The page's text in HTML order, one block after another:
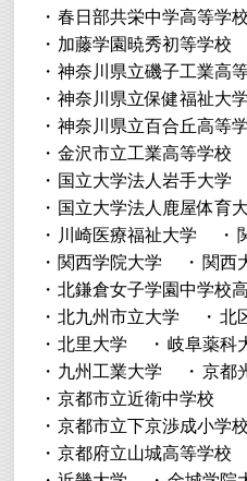
春日部共栄中学高等学校
加藤学園暁秀初等学校
神奈川県立磯子工業高
神奈川県立保健福祉大学
神奈川県立百合丘高等
金沢市立工業高等学校
国立大学法人岩手大学
国立大学法人鹿屋体育
川崎医療福祉大学
関西学院大学
関西
北鎌倉女子学園中学校
北九州市立大学
北
北里大学
岐阜薬科
九州工業大学
京都
京都市立近衛中学校
京都市立下京渉成小学校
京都府立山城高等学校